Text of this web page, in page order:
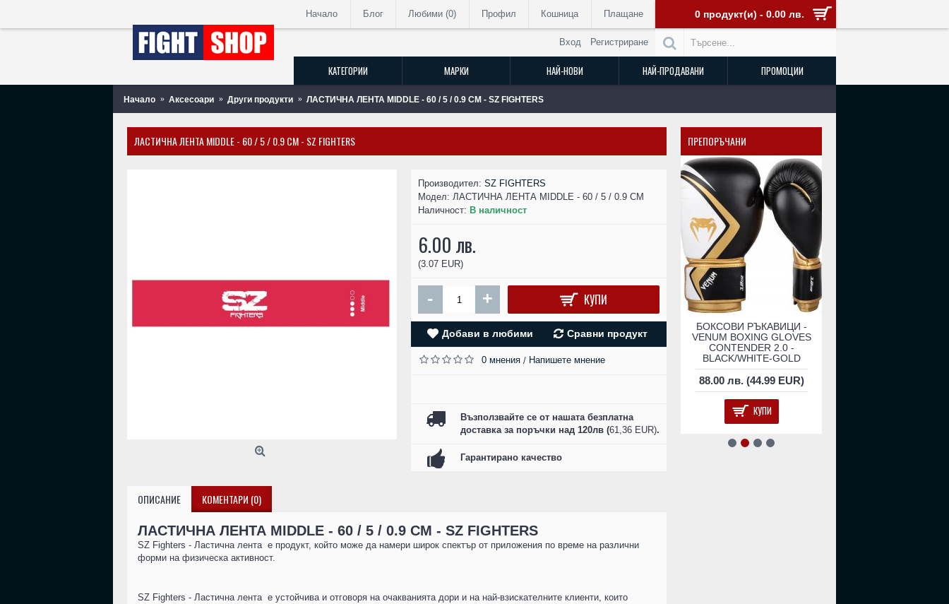
Начало Блог Любими (0) Профил Кошница Плащане 0 продукт(и) - 0.00 лв.
Вход Регистриране
КАТЕГОРИИ МАРКИ НАЙ-НОВИ НАЙ-ПРОДАВАНИ ПРОМОЦИИ
Начало Аксесоари Други продукти ЛАСТИЧНА ЛЕНТА MIDDLE - 60 / 5 / 0.9 СМ - SZ FIGHTERS
ПРЕПОРЪЧАНИ
РАЗПРОДАДЕН
SZ FIGHTERS - БОКСОВИ
РЪКАВИЦИ ЕСТЕСТВЕНА
КОЖА - CAMO RED
БОКСОВИ РЪКАВИЦИ -
VENUM BOXING GLOVES
CONTENDER 2.0 -
BLACK/WHITE-GOLD
88.00 лв. (44.99 EUR)
КУПИ
ЛАСТИЧНА ЛЕНТА MIDDLE - 60 / 5 / 0.9 СМ - SZ FIGHTERS
Производител: SZ FIGHTERS
Модел: ЛАСТИЧНА ЛЕНТА MIDDLE - 60 / 5 / 0.9 СМ
Наличност: В наличност
6.00 лв.
(3.07 EUR)
- + КУПИ
Добави в любими Сравни продукт
0 мнения / Напишете мнение
Възползвайте се от нашата безплатна
доставка за поръчки над 120лв (61,36 EUR).
Гарантирано качество
ОПИСАНИЕ КОМЕНТАРИ (0)
ЛАСТИЧНА ЛЕНТА MIDDLE - 60 / 5 / 0.9 СМ - SZ FIGHTERS
SZ Fighters - Ластична лента е продукт, който може да намери широк спектър от приложения по време на различни
форми на физическа активност.
SZ Fighters - Ластична лента е устойчива и отговоря на очакванията дори и на най-взискателните клиенти, които